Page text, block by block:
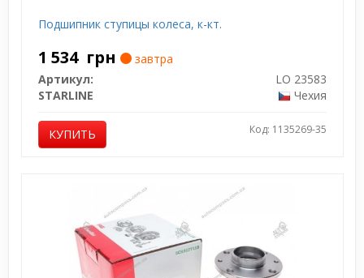
Подшипник ступицы колеса, к-кт.
1 534 грн
завтра
Артикул:
LO 23583
STARLINE
Чехия
КУПИТЬ Код: 1135269-35